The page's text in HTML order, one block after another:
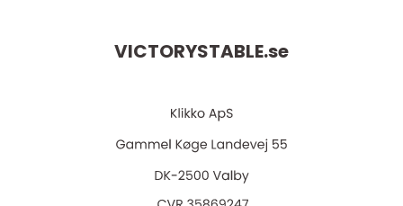
VICTORYSTABLE.se